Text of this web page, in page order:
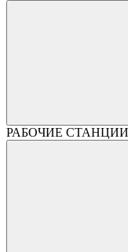
РАБОЧИЕ СТАНЦИИ